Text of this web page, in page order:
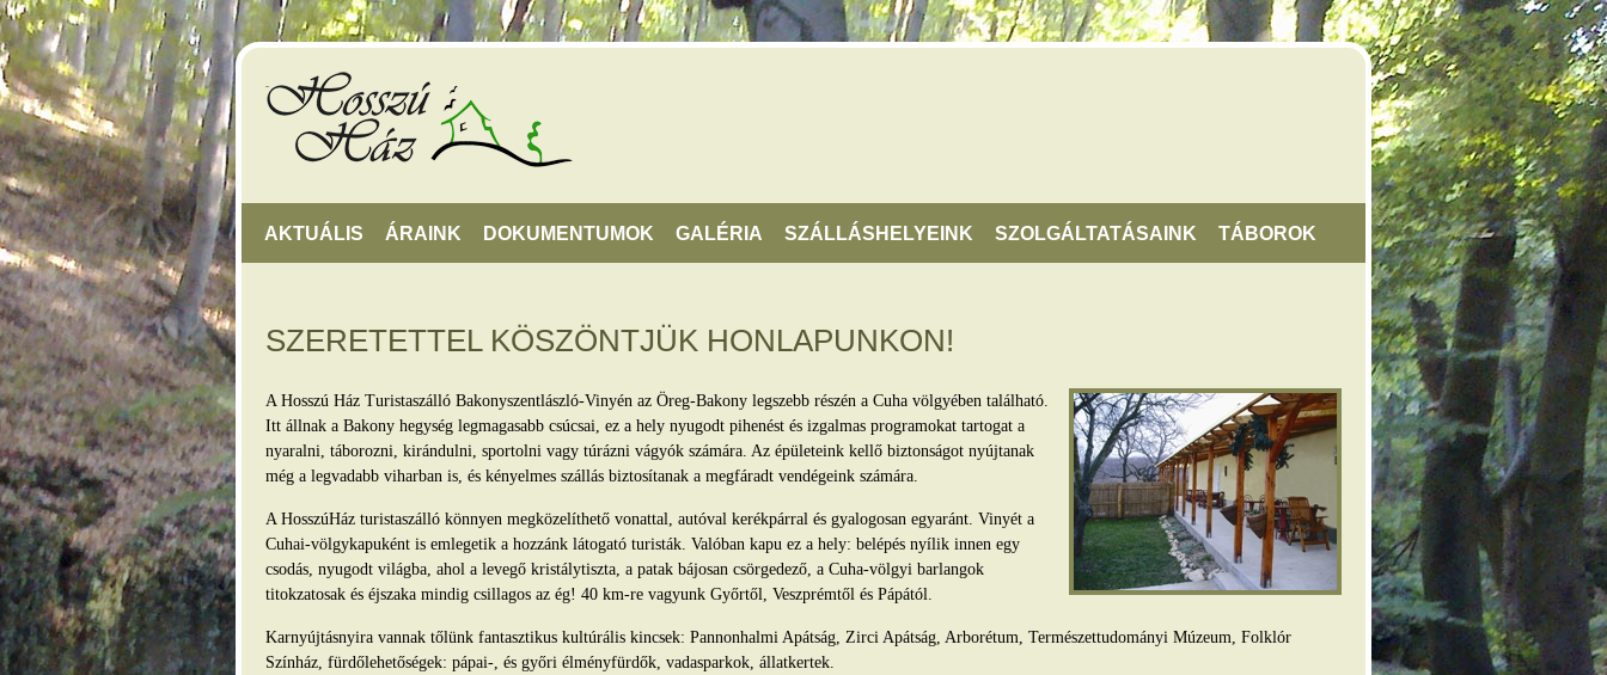
AKTUÁLIS ÁRAINK DOKUMENTUMOK GALÉRIA SZÁLLÁSHELYEINK SZOLGÁLTATÁSAINK TÁBOROK
SZERETETTEL KÖSZÖNTJÜK HONLAPUNKON!
A Hosszú Ház Turistaszálló Bakonyszentlászló-Vinyén az Öreg-Bakony legszebb részén a Cuha völgyében található.
Itt állnak a Bakony hegység legmagasabb csúcsai, ez a hely nyugodt pihenést és izgalmas programokat tartogat a
nyaralni, táborozni, kirándulni, sportolni vagy túrázni vágyók számára. Az épületeink kellő biztonságot nyújtanak
még a legvadabb viharban is, és kényelmes szállás biztosítanak a megfáradt vendégeink számára.
A HosszúHáz turistaszálló könnyen megközelíthető vonattal, autóval kerékpárral és gyalogosan egyaránt. Vinyét a
Cuhai-völgykapuként is emlegetik a hozzánk látogató turisták. Valóban kapu ez a hely: belépés nyílik innen egy
csodás, nyugodt világba, ahol a levegő kristálytiszta, a patak bájosan csörgedező, a Cuha-völgyi barlangok
titokzatosak és éjszaka mindig csillagos az ég! 40 km-re vagyunk Győrtől, Veszprémtől és Pápától.
Karnyújtásnyira vannak tőlünk fantasztikus kultúrális kincsek: Pannonhalmi Apátság, Zirci Apátság, Arborétum, Természettudományi Múzeum, Folklór
Színház, fürdőlehetőségek: pápai-, és győri élményfürdők, vadasparkok, állatkertek.